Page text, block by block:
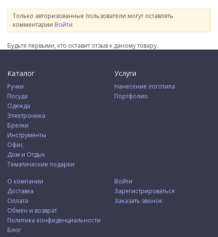
Только авторизованные пользователи могут оставлять
комментарии Войти
Будьте первыми, кто оставит отзыв к даному товару.
Каталог
Ручки
Посуда
Одежда
Электроника
Брелки
Инструменты
Офис
Дом и Отдых
Тематические подарки
Услуги
Нанесение логотипа
Портфолио
О компании
Доставка
Оплата
Обмен и возврат
Политика конфиденциальности
Блог
Войти
Зарегистрироваться
Заказать звонок